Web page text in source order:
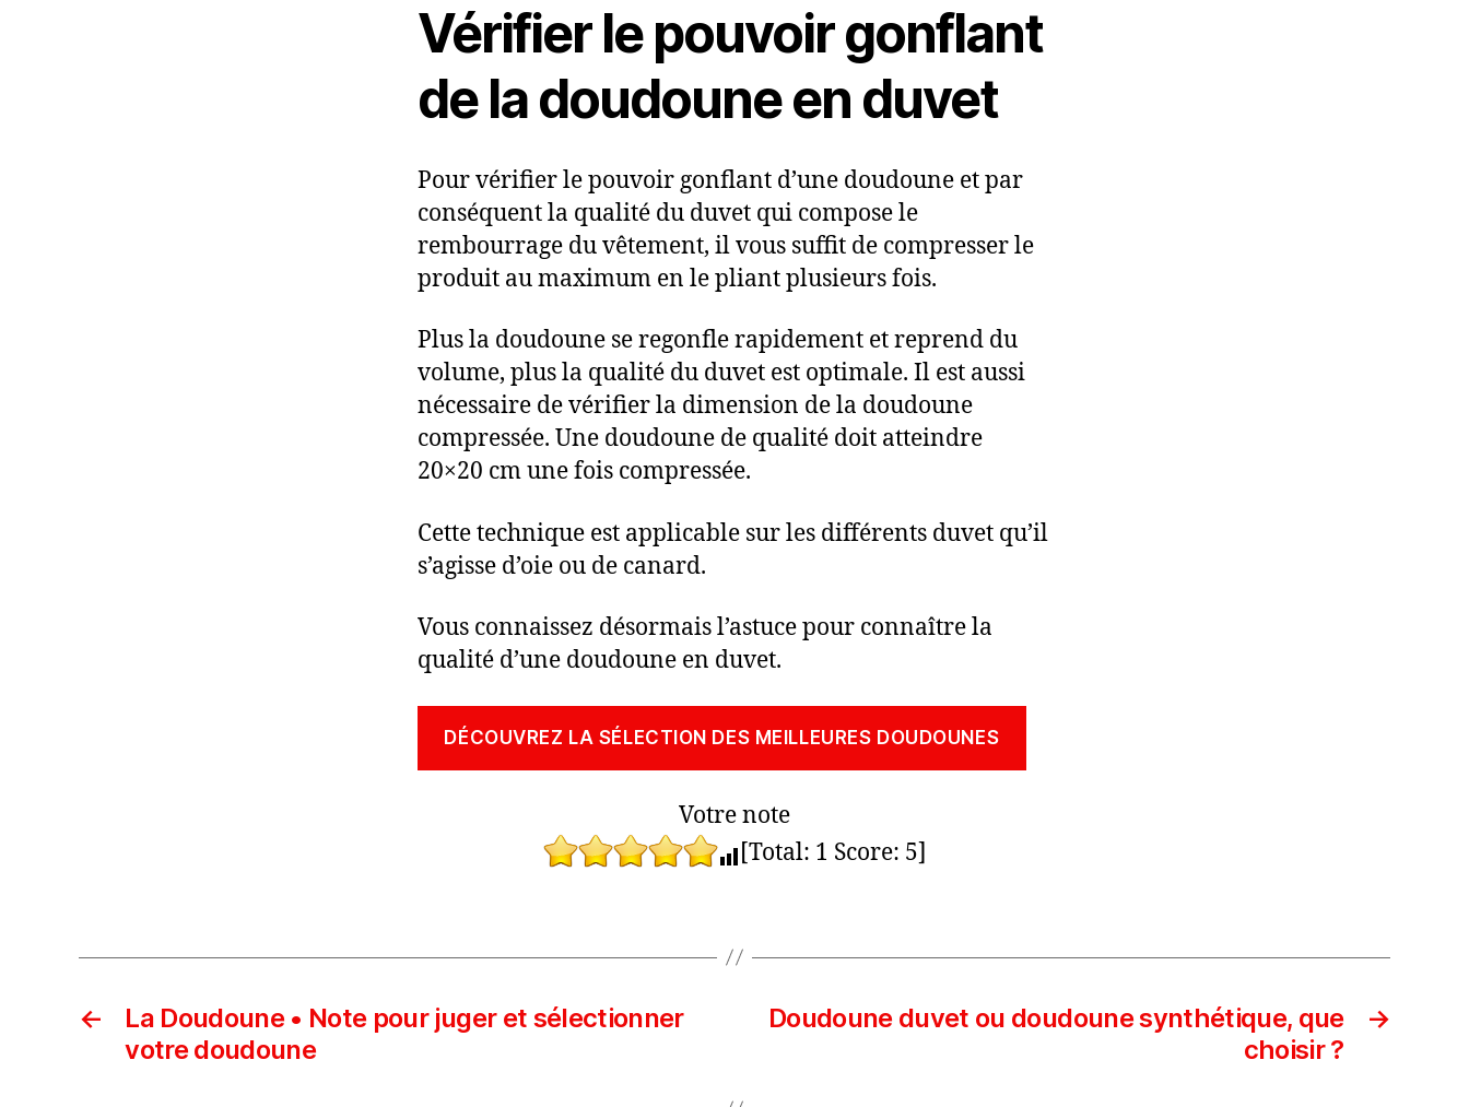
Vérifier le pouvoir gonflant
de la doudoune en duvet
Pour vérifier le pouvoir gonflant d’une doudoune et par
conséquent la qualité du duvet qui compose le
rembourrage du vêtement, il vous suffit de compresser le
produit au maximum en le pliant plusieurs fois.
Plus la doudoune se regonfle rapidement et reprend du
volume, plus la qualité du duvet est optimale. Il est aussi
nécessaire de vérifier la dimension de la doudoune
compressée. Une doudoune de qualité doit atteindre
20×20 cm une fois compressée.
Cette technique est applicable sur les différents duvet qu’il
s’agisse d’oie ou de canard.
Vous connaissez désormais l’astuce pour connaître la
qualité d’une doudoune en duvet.
DÉCOUVREZ LA SÉLECTION DES MEILLEURES DOUDOUNES
Votre note
[Total: 1 Score: 5]
←
La Doudoune • Note pour juger et sélectionner
votre doudoune
→
Doudoune duvet ou doudoune synthétique, que
choisir ?